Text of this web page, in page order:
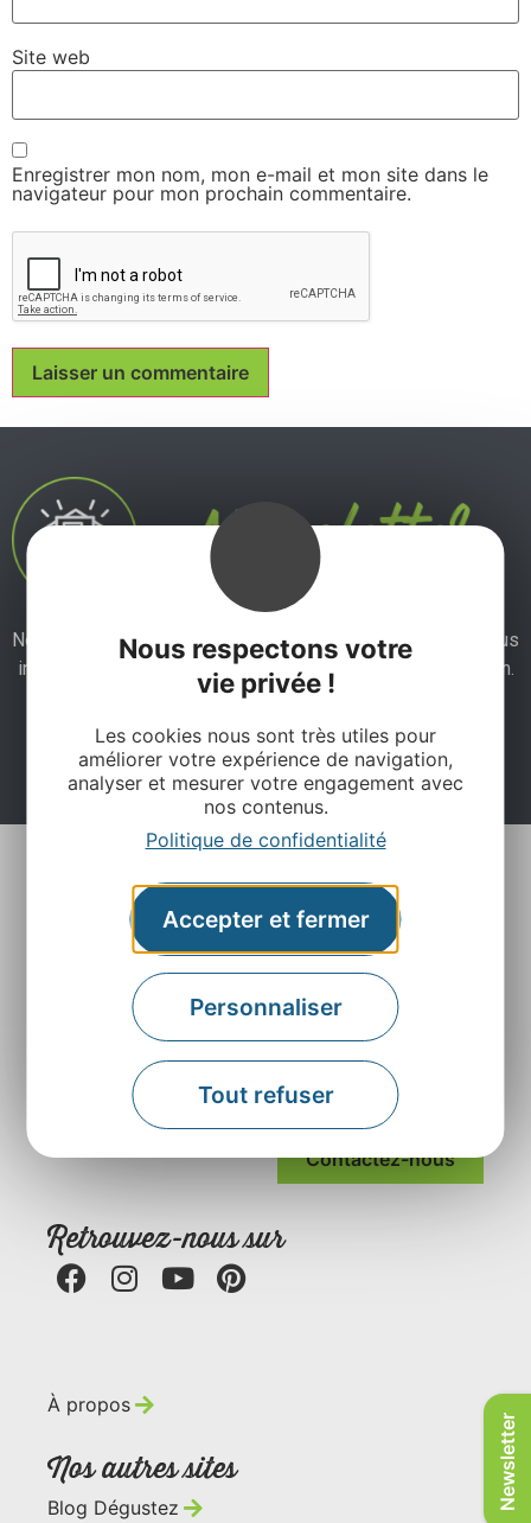
Nous respectons votre
vie privée !
Les cookies nous sont très utiles pour
améliorer votre expérience de navigation,
analyser et mesurer votre engagement avec
nos contenus.
Politique de confidentialité
Accepter et fermer
Personnaliser
Tout refuser
Site web
Enregistrer mon nom, mon e-mail et mon site dans le
navigateur pour mon prochain commentaire.
Ne manquez pas notre newsletter mensuelle et laissez-vous
inspirer pour profiter pleinement de votre séjour en Aveyron.
Je m'abonne ici
Agence Départementale de l’Attractivité et du
Tourisme de l’Aveyron
Rue Louis Blanc – BP831 – 12008 Rodez
Contactez-nous
Retrouvez-nous sur
À propos
Nos autres sites
Blog Dégustez Newsletter